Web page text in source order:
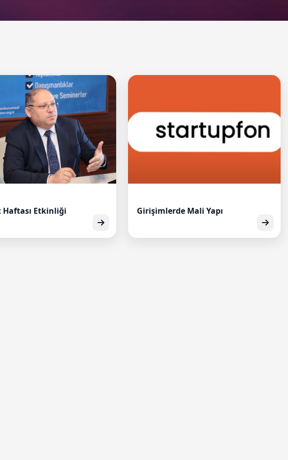
Etkinliği Girişimlerde Mali Yapı